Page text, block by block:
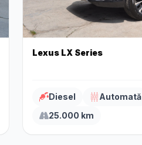
Lexus LX Series
Diesel Automată
25.000 km